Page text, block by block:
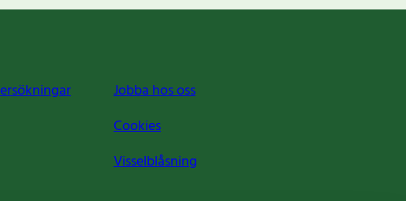
Jobba hos oss
Cookies
Visselblåsning